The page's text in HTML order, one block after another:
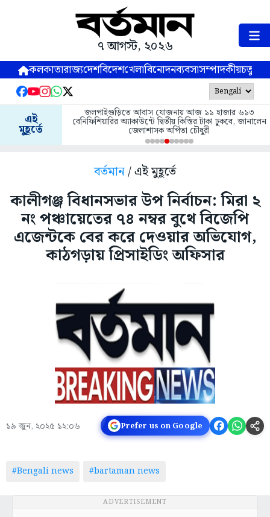
৭ আগস্ট, ২০২৬
কলকাতারাজ্যদেশবিদেশখেলাবিনোদনব্যবসাসম্পাদকীয়
এই
মুহূর্তে
জলপাইগুড়িতে আবাস যোজনায় আজ ১১ হাজার ৬১৩
বেনিফিশিয়ারির অ্যাকাউন্টে দ্বিতীয় কিস্তির টাকা ঢুকবে, জানালেন
জেলাশাসক অর্পিতা চৌধুরী
বর্তমান/ এই মুহূর্তে
কালীগঞ্জ বিধানসভার উপ নির্বাচন: মিরা ২
নং পঞ্চায়েতের ৭৪ নম্বর বুথে বিজেপি
এজেন্টকে বের করে দেওয়ার অভিযোগ,
কাঠগড়ায় প্রিসাইডিং অফিসার
১৯ জুন, ২০২৫ ১২:০৬ Prefer us on Google
#Bengali news #bartaman news
ADVERTISEMENT